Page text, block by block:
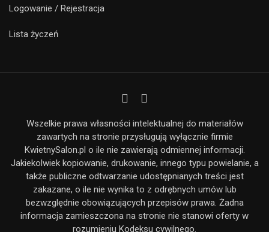
Logowanie / Rejestracja
Lista życzeń
Wszelkie prawa własności intelektualnej do materiałów
zawartych na stronie przysługują wyłącznie firmie
KwietnySalon.pl o ile nie zawierają odmiennej informacji.
Jakiekolwiek kopiowanie, drukowanie, innego typu powielanie, a
także publiczne odtwarzanie udostępnianych treści jest
zakazane, o ile nie wynika to z odrębnych umów lub
bezwzględnie obowiązujących przepisów prawa. Żadna
informacja zamieszczona na stronie nie stanowi oferty w
rozumieniu Kodeksu cywilnego.